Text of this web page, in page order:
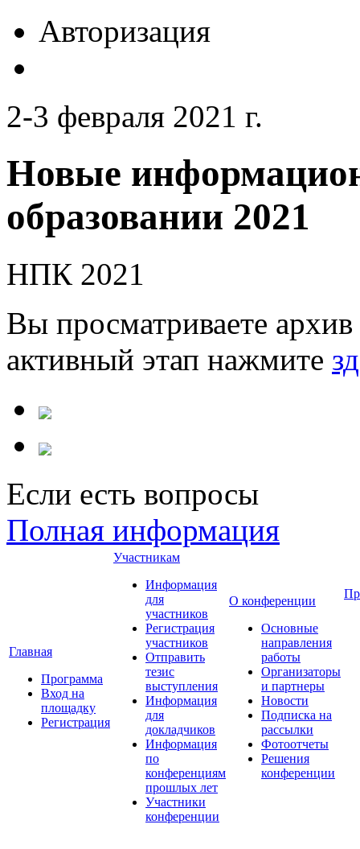
Авторизация
2-3 февраля 2021 г.
Новые
образовании 2021
НПК 2021
Вы просматриваете
активный этап нажмите
Если есть вопросы
Полная информация
Главная
Программа
Вход на
площадку
Регистрация
Участникам
Информация
для
участников
Регистрация
участников
Отправить
тезис
выступления
Информация
для
докладчиков
Информация
по
конференциям
прошлых лет
Участники
конференции
О конференции
Основные
направления
работы
Организаторы
и партнеры
Новости
Подписка на
рассылки
Фотоотчеты
Решения
конференции